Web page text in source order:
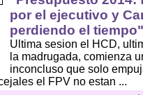
por el ejecutivo y
perdiendo el tiempo"
Ultima sesion el HCD,
la madrugada, comienza
inconcluso que solo
el FPV no estan ...